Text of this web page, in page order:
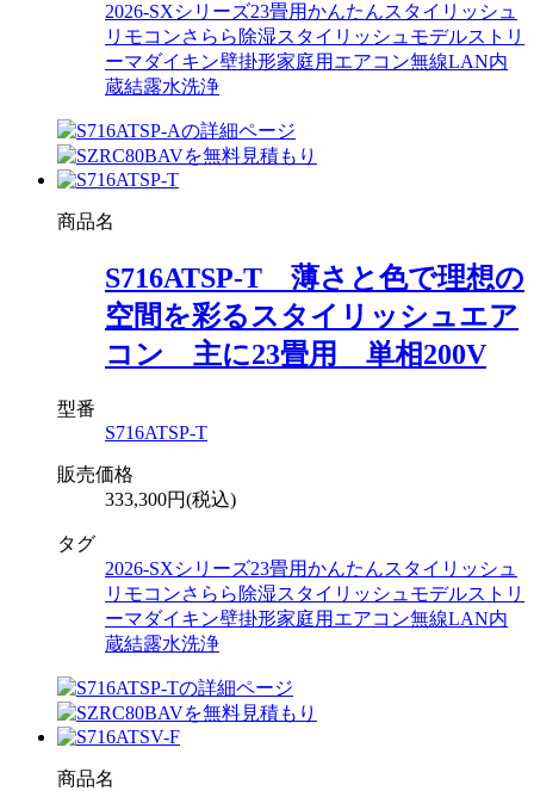
2026-SXシリーズ23畳用かんたんスタイリッシュ
リモコンさらら除湿スタイリッシュモデルストリ
ーマダイキン壁掛形家庭用エアコン無線LAN内
蔵結露水洗浄
商品名
S716ATSP-T 薄さと色で理想の
空間を彩るスタイリッシュエア
コン 主に23畳用 単相200V
型番
S716ATSP-T
販売価格
333,300円(税込)
タグ
2026-SXシリーズ23畳用かんたんスタイリッシュ
リモコンさらら除湿スタイリッシュモデルストリ
ーマダイキン壁掛形家庭用エアコン無線LAN内
蔵結露水洗浄
商品名